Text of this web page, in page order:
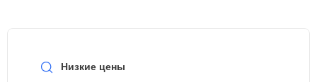
Низкие цены